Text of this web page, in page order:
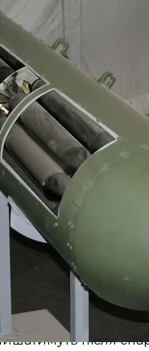
зброєю», яка
виступила
зокрема росія
експорт
неспрацьованих
там, де
, що США
яких не
з більш
, — сказав він.
протитанкові та
які
США не
після